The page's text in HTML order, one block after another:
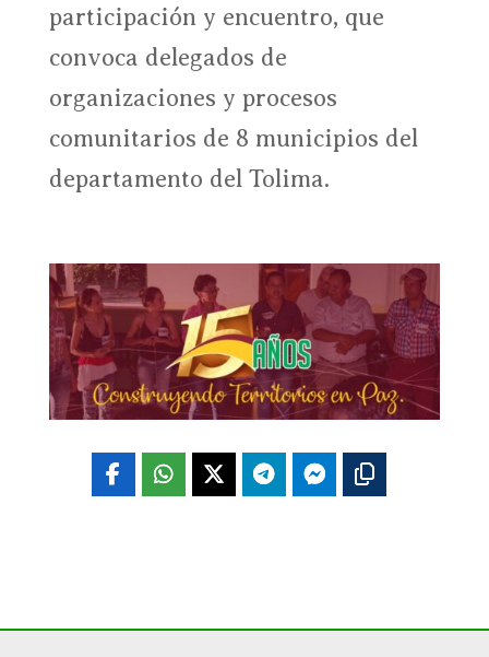
participación y encuentro, que
convoca delegados de
organizaciones y procesos
comunitarios de 8 municipios del
departamento del Tolima.